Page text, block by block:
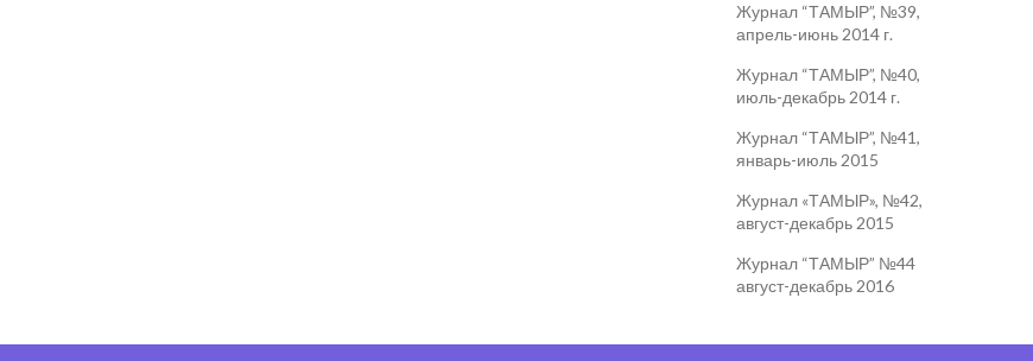
Журнал “ТАМЫР”, №39,
апрель-июнь 2014 г.
Журнал “ТАМЫР”, №40,
июль-декабрь 2014 г.
Журнал “ТАМЫР”, №41,
январь-июль 2015
Журнал «ТАМЫР», №42,
август-декабрь 2015
Журнал “ТАМЫР” №44
август-декабрь 2016